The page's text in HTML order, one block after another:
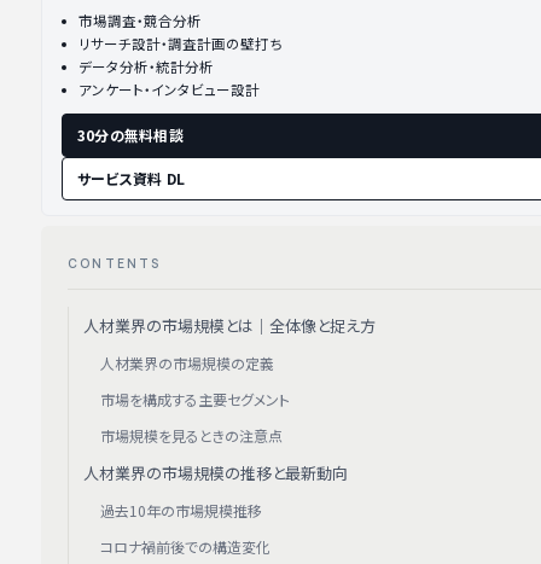
市場調査・競合分析
リサーチ設計・調査計画の壁打ち
データ分析・統計分析
アンケート・インタビュー設計
30分の無料相談
サービス資料 DL
CONTENTS
人材業界の市場規模とは｜全体像と捉え方
人材業界の市場規模の定義
市場を構成する主要セグメント
市場規模を見るときの注意点
人材業界の市場規模の推移と最新動向
過去10年の市場規模推移
コロナ禍前後での構造変化